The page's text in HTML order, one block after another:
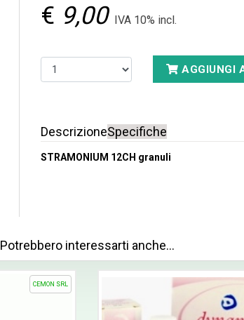
€ 9,00 IVA 10% incl.
AGGIUNGI
DescrizioneSpecifiche
STRAMONIUM 12CH granuli
Potrebbero interessarti anche…
CEMON SRL